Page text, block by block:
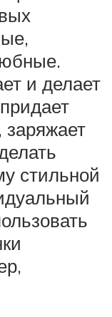
и делает
заряжает
стильной